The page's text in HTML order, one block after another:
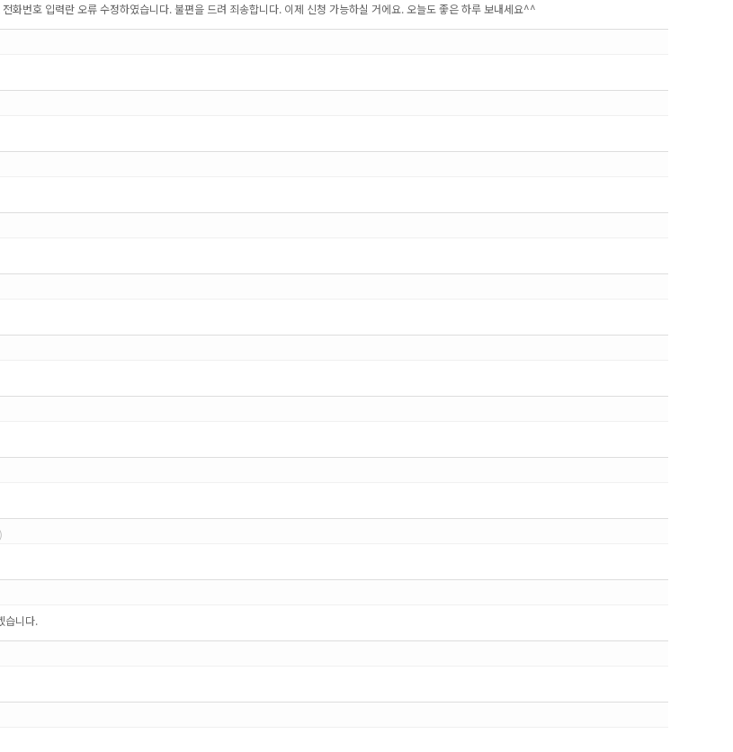
화번호 입력란 오류 수정하였습니다. 불편을 드려 죄송합니다. 이제 신청 가능하실 거에요. 오늘도 좋은 하루 보내세요^^
습니다.